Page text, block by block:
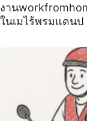
งาน
ในเมไร้พรมแดนป